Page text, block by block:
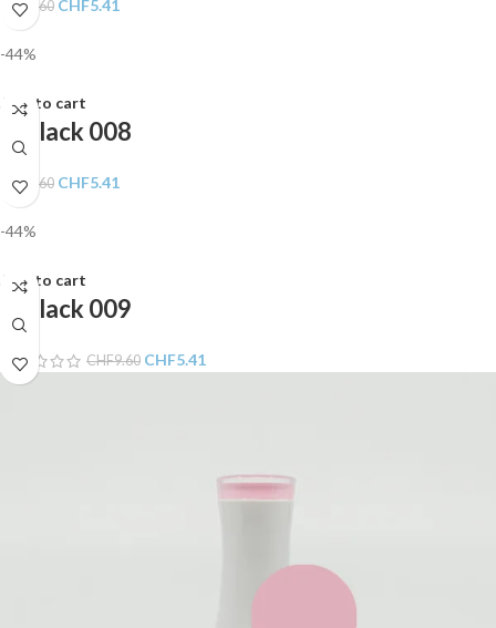
CHF 9.60 CHF5.41
-44%
Add to cart
Gellack 008
CHF 9.60 CHF5.41
-44%
Add to cart
Gellack 009
CHF9.60 CHF5.41